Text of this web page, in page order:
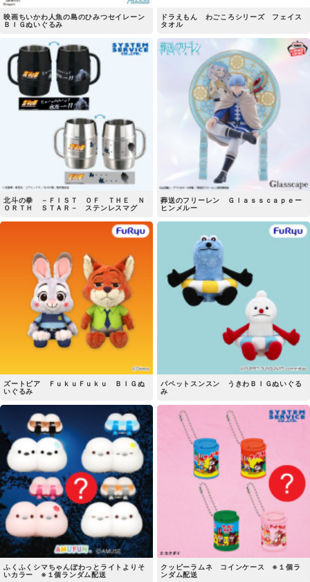
映画ちいかわ人魚の島のひみつセイレーン
ＢＩＧぬいぐるみ
ドラえもん わごころシリーズ フェイス
タオル
北斗の拳 －ＦＩＳＴ ＯＦ ＴＨＥ Ｎ
ＯＲＴＨ ＳＴＡＲ－ ステンレスマグ
葬送のフリーレン Ｇｌａｓｓｃａｐｅー
ヒンメルー
ズートピア ＦｕｋｕＦｕｋｕ ＢＩＧぬ
いぐるみ
パペットスンスン うきわＢＩＧぬいぐる
み
ふくふくシマちゃんぽわっとライトよりそ
いカラー ※１個ランダム配送
クッピーラムネ コインケース ※１個ラ
ンダム配送